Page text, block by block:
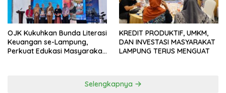
OJK Kukuhkan Bunda Literasi
Keuangan se-Lampung,
Perkuat Edukasi Masyarakat
KREDIT PRODUKTIF, UMKM,
DAN INVESTASI MASYARAKAT
LAMPUNG TERUS MENGUAT
Selengkapnya